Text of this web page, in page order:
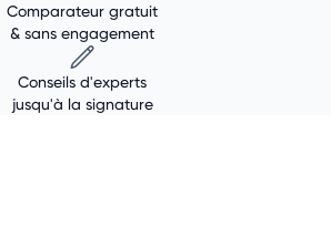
Comparateur gratuit
& sans engagement
Conseils d'experts
jusqu'à la signature